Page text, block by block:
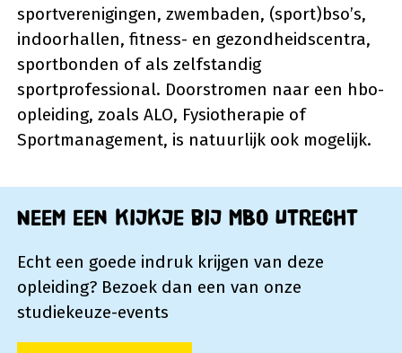
sportverenigingen, zwembaden, (sport)bso’s,
indoorhallen, fitness- en gezondheidscentra,
sportbonden of als zelfstandig
sportprofessional. Doorstromen naar een hbo-
opleiding, zoals ALO, Fysiotherapie of
Sportmanagement, is natuurlijk ook mogelijk.
Neem een kijkje bij MBO Utrecht
Echt een goede indruk krijgen van deze
opleiding? Bezoek dan een van onze
studiekeuze-events